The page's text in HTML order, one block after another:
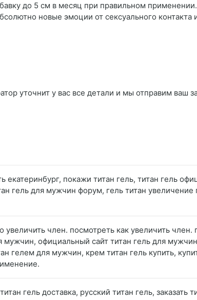
до 5 см в месяц при правильном
новые эмоции от сексуального контакта
уточнит у вас все детали и мы отправим ваш
екатеринбург, покажи титан гель, титан гель
гель для мужчин форум, гель титан увеличение
член. посмотреть как увеличить член.
официальный сайт титан гель для
гелем для мужчин, крем титан гель купить,
гель доставка, русский титан гель, заказать